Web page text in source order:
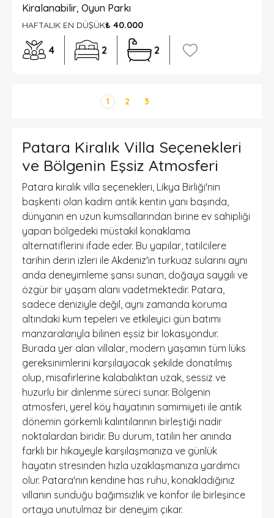
Kiralanabilir, Oyun Parkı
HAFTALIK EN DÜŞÜK₺ 40.000
4 2 2
1 2 3
Patara Kiralık Villa Seçenekleri
ve Bölgenin Eşsiz Atmosferi
Patara kiralık villa seçenekleri, Likya Birliği'nin
başkenti olan kadim antik kentin yanı başında,
dünyanın en uzun kumsallarından birine ev sahipliği
yapan bölgedeki müstakil konaklama
alternatiflerini ifade eder. Bu yapılar, tatilcilere
tarihin derin izleri ile Akdeniz'in turkuaz sularını aynı
anda deneyimleme şansı sunan, doğaya saygılı ve
özgür bir yaşam alanı vadetmektedir. Patara,
sadece deniziyle değil, aynı zamanda koruma
altındaki kum tepeleri ve etkileyici gün batımı
manzaralarıyla bilinen eşsiz bir lokasyondur.
Burada yer alan villalar, modern yaşamın tüm lüks
gereksinimlerini karşılayacak şekilde donatılmış
olup, misafirlerine kalabalıktan uzak, sessiz ve
huzurlu bir dinlenme süreci sunar. Bölgenin
atmosferi, yerel köy hayatının samimiyeti ile antik
dönemin görkemli kalıntılarının birleştiği nadir
noktalardan biridir. Bu durum, tatilin her anında
farklı bir hikayeyle karşılaşmanıza ve günlük
hayatın stresinden hızla uzaklaşmanıza yardımcı
olur. Patara'nın kendine has ruhu, konakladığınız
villanın sunduğu bağımsızlık ve konfor ile birleşince
ortaya unutulmaz bir deneyim çıkar.